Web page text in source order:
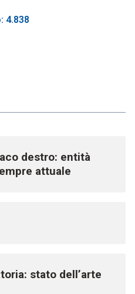
4.838
destro: entità
attuale
stato dell’arte